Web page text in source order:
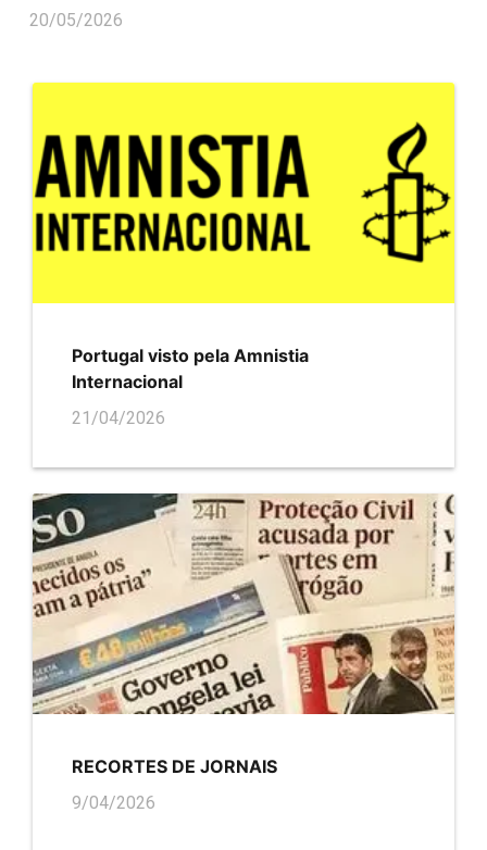
20/05/2026
Portugal visto pela Amnistia
Internacional
21/04/2026
RECORTES DE JORNAIS
9/04/2026